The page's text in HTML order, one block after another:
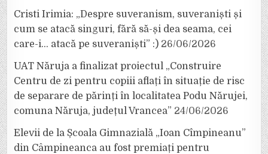
Cristi Irimia: „Despre suveranism, suveraniști și
cum se atacă singuri, fără să-și dea seama, cei
care-i… atacă pe suveraniști” :) 26/06/2026
UAT Năruja a finalizat proiectul „Construire
Centru de zi pentru copiii aflați în situație de risc
de separare de părinți în localitatea Podu Nărujei,
comuna Năruja, județul Vrancea” 24/06/2026
Elevii de la Școala Gimnazială „Ioan Cîmpineanu”
din Câmpineanca au fost premiați pentru